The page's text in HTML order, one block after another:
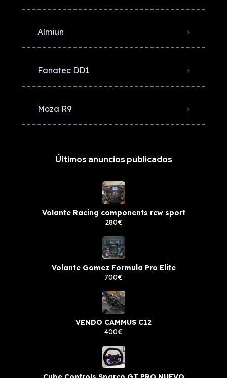
Almiun
Fanatec DD1
Moza R9
Últimos anuncios publicados
Volante Racing components rcw sport
280€
Volante Gomez Formula Pro Elite
700€
VENDO CAMMUS C12
400€